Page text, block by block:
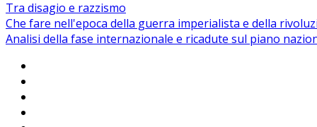
Tra disagio e razzismo
Che fare nell'epoca della guerra imperialista e della
Analisi della fase internazionale e ricadute sul piano